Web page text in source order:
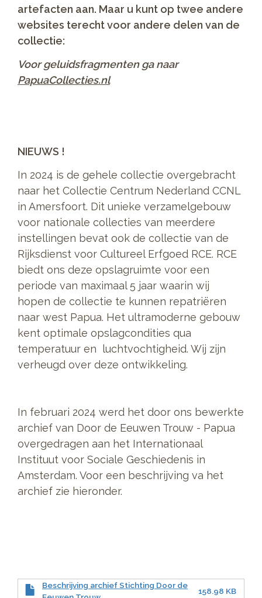
artefacten aan. Maar u kunt op twee andere
websites terecht voor andere delen van de
collectie:
Voor geluidsfragmenten ga naar
PapuaCollecties.nl
NIEUWS !
In 2024 is de gehele collectie overgebracht
naar het Collectie Centrum Nederland CCNL
in Amersfoort. Dit unieke verzamelgebouw
voor nationale collecties van meerdere
instellingen bevat ook de collectie van de
Rijksdienst voor Cultureel Erfgoed RCE. RCE
biedt ons deze opslagruimte voor een
periode van maximaal 5 jaar waarin wij
hopen de collectie te kunnen repatriëren
naar west Papua. Het ultramoderne gebouw
kent optimale opslagcondities qua
temperatuur en luchtvochtigheid. Wij zijn
verheugd over deze ontwikkeling.
In februari 2024 werd het door ons bewerkte
archief van Door de Eeuwen Trouw - Papua
overgedragen aan het Internationaal
Instituut voor Sociale Geschiedenis in
Amsterdam. Voor een beschrijving va het
archief zie hieronder.
Beschrijving archief Stichting Door de
158.98 KB